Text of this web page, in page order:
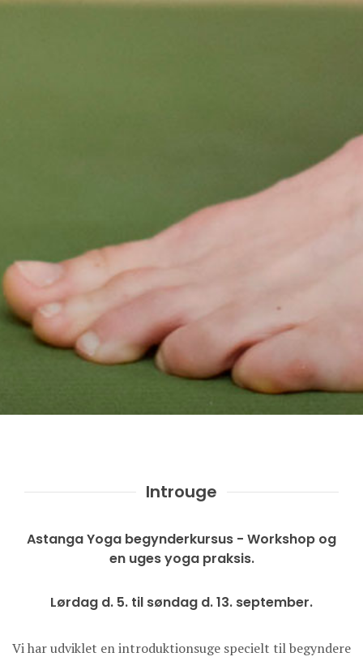
Introuge
Astanga Yoga begynderkursus - Workshop og
en uges yoga praksis.
Lørdag d. 5. til søndag d. 13. september.
Vi har udviklet en introduktionsuge specielt til begyndere